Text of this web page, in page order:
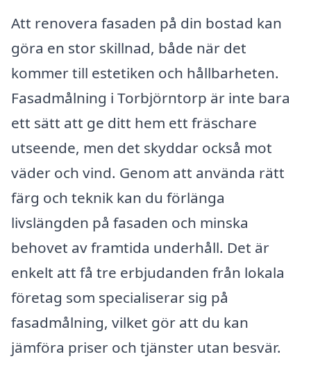
Att renovera fasaden på din bostad kan
göra en stor skillnad, både när det
kommer till estetiken och hållbarheten.
Fasadmålning i Torbjörntorp är inte bara
ett sätt att ge ditt hem ett fräschare
utseende, men det skyddar också mot
väder och vind. Genom att använda rätt
färg och teknik kan du förlänga
livslängden på fasaden och minska
behovet av framtida underhåll. Det är
enkelt att få tre erbjudanden från lokala
företag som specialiserar sig på
fasadmålning, vilket gör att du kan
jämföra priser och tjänster utan besvär.